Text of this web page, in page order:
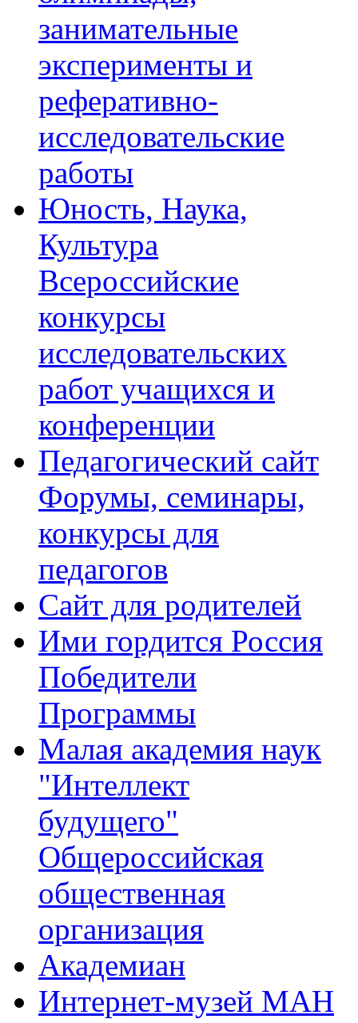
занимательные
эксперименты и
реферативно-
исследовательские
работы
Юность, Наука,
Культура
Всероссийские
конкурсы
исследовательских
работ учащихся и
конференции
Педагогический сайт
Форумы, семинары,
конкурсы для
педагогов
Сайт для родителей
Ими гордится Россия
Победители
Программы
Малая академия наук
"Интеллект
будущего"
Общероссийская
общественная
организация
Академиан
Интернет-музей МАН